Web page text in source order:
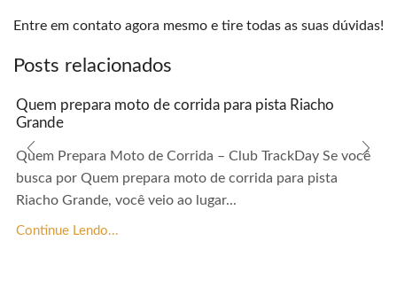
Entre em contato agora mesmo e tire todas as suas dúvidas!
Posts relacionados
Quem prepara moto de corrida para pista Riacho
Grande
Quem Prepara Moto de Corrida – Club TrackDay Se você
busca por Quem prepara moto de corrida para pista
Riacho Grande, você veio ao lugar...
Continue Lendo...